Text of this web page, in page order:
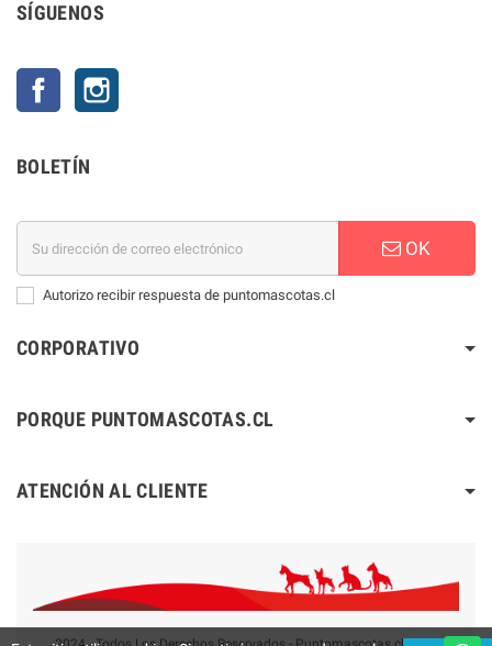
SÍGUENOS
Facebook
BOLETÍN
OK
Autorizo recibir respuesta de puntomascotas.cl
CORPORATIVO
PORQUE PUNTOMASCOTAS.CL
ATENCIÓN AL CLIENTE